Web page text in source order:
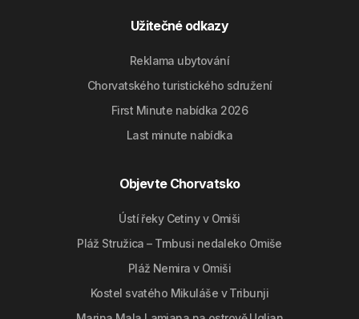
Užitečné odkazy
Reklama ubytování
Chorvatského turistického sdružení
First Minute nabídka 2026
Last minute nabídka
Objevte Chorvatsko
Ústí řeky Cetiny v Omiši
Pláž Stružica – Trnbusi nedaleko Omiše
Pláž Nemira v Omiši
Kostel svatého Mikuláše v Tribunji